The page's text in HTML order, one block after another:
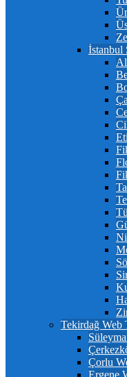
İstanbul
Tekirdağ Web
Çorlu
Ergene